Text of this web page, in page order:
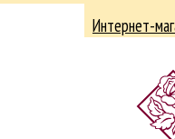
Интернет-